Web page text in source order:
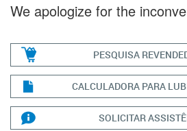
We apologize for the
PESQUISA
CALCULADORA PARA
SOLICITAR